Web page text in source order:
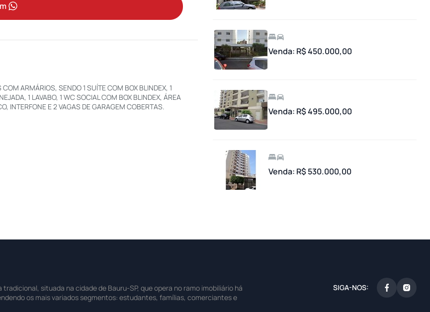
ARMÁRIOS, SENDO 1 SUÍTE COM BOX BLINDEX, 1
1 LAVABO, 1 WC SOCIAL COM BOX BLINDEX, ÁREA
INTERFONE E 2 VAGAS DE GARAGEM COBERTAS.
Venda: R$ 450.000,00
Venda: R$ 495.000,00
Venda: R$ 530.000,00
tradicional, situada na cidade de Bauru-SP, que opera no ramo imobiliário há
os mais variados segmentos: estudantes, famílias, comerciantes e
SIGA-NOS: